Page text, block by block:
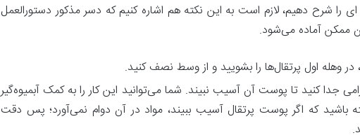
ای را شرح دهیم،‌ لازم است به این نکته هم اشاره کنیم که دسر مذکور دستورالعمل
ممکن آماده می‌شود.
در وهله اول پرتقال‌ها را بشویید و از وسط نصف کنید.
جدا کنید تا پوست آن آسیب نبیند. شما می‌توانید این کار را به کمک آبمیوه‌گیر
باشید که اگر پوست پرتقال آسیب ببیند، مواد در آن دوام نمی‌آورد؛ پس دقت